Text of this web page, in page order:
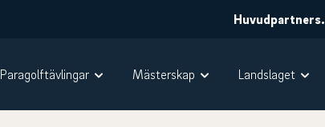
Huvudpartners.
Paragolftävlingar Mästerskap Landslaget